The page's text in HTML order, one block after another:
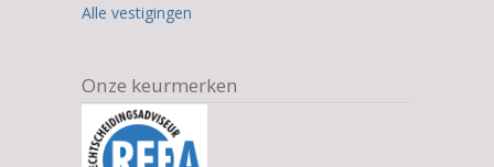
Alle vestigingen
Onze keurmerken